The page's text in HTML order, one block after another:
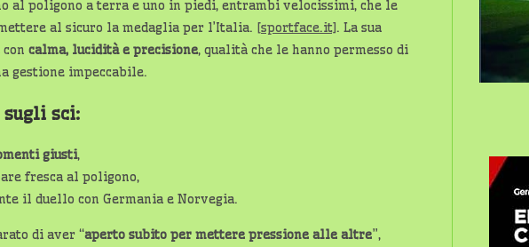
al poligono a terra e uno in piedi, entrambi velocissimi, che le
al sicuro la medaglia per l’Italia. [sportface.it]. La sua
calma, lucidità e precisione, qualità che le hanno permesso di
gestione impeccabile.
sci:
giusti,
fresca al poligono,
il duello con Germania e Norvegia.
di aver “aperto subito per mettere pressione alle altre”,